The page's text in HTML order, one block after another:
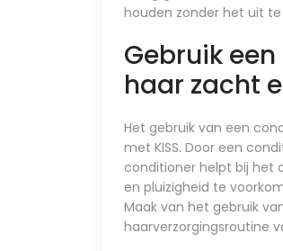
houden zonder het uit
Gebruik
haar zacht
Het gebruik van een
met KISS. Door een
conditioner helpt bij het
en pluizigheid te
Maak van het gebruik
haarverzorgingsroutine